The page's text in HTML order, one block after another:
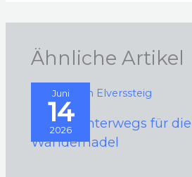
Ähnliche Artikel
Juni
14
2026
2026 – Unterwegs für
Wandernadel